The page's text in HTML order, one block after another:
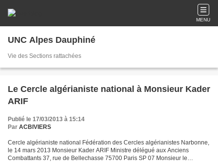
MENU
UNC Alpes Dauphiné
Vie des Sections rattachées
Le Cercle algérianiste national à Monsieur Kader
ARIF
Publié le 17/03/2013 à 15:14
Par ACBIVIERS
Cercle algérianiste national Fédération des Cercles algérianistes Narbonne,
le 14 mars 2013 Monsieur Kader ARIF Ministre délégué aux Anciens
Combattants 37, rue de Bellechasse 75700 Paris SP 07 Monsieur le